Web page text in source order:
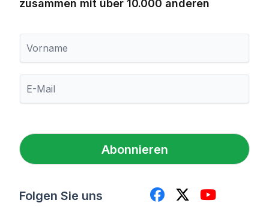
zusammen mit über 10.000 anderen
r
n
M
l
*
Abonnieren
Folgen Sie uns